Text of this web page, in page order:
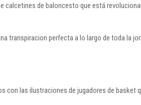
calcetines de baloncesto que está
transpiracion perfecta a lo largo de toda la
las ilustraciones de jugadores de basket